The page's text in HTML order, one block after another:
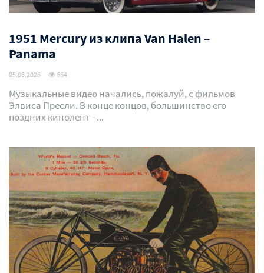
1951 Mercury из клипа Van Halen –
Panama
05.06.2026 664
Музыкальные видео начались, пожалуй, с фильмов
Элвиса Пресли. В конце концов, большинство его
поздних кинолент - ...